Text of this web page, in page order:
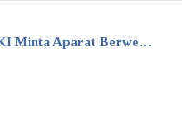
Minta Aparat Berwe…